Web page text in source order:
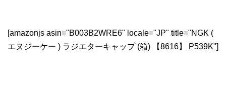
[amazonjs asin="B003B2WRE6" locale="JP" title="NGK (
エヌジーケー ) ラジエターキャップ (箱) 【8616】 P539K"]